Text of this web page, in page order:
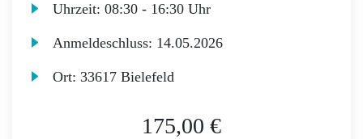
Uhrzeit:08:30 - 16:30 Uhr
Anmeldeschluss: 14.05.2026
Ort:33617 Bielefeld
175,00 €